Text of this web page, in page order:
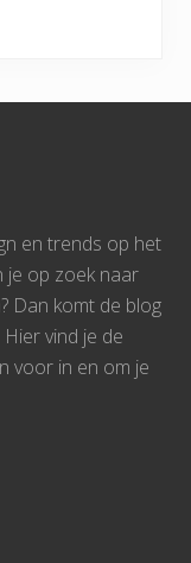
en trends op het
je op zoek naar
Dan komt de blog
vind je de
voor in en om je